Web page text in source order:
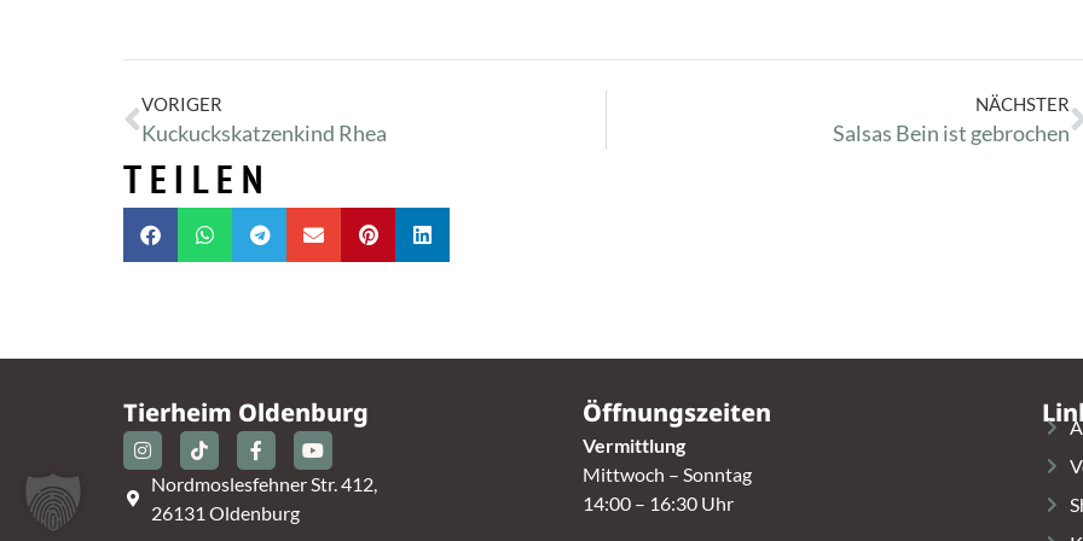
VORIGER
Kuckuckskatzenkind Rhea
NÄCHSTER
Salsas Bein ist gebrochen
TEILEN
Tierheim Oldenburg
Nordmoslesfehner Str. 412,
26131 Oldenburg
Öffnungszeiten
Vermittlung
Mittwoch – Sonntag
14:00 – 16:30 Uhr